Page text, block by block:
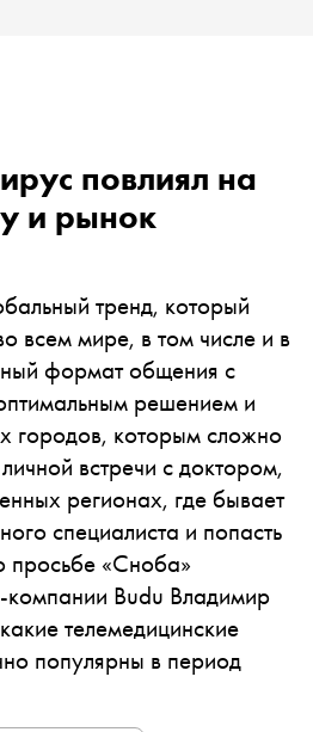
повлиял на
и рынок
тренд, который
всем мире, в том числе и в
формат общения с
решением и
городов, которым сложно
встречи с доктором,
регионах, где бывает
специалиста и попасть
«‎Сноба»
компании Budu Владимир
телемедицинские
популярны в период